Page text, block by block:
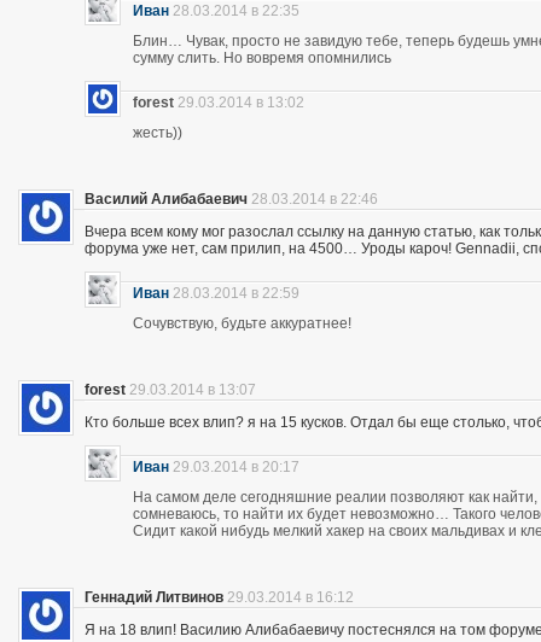
Иван 28.03.2014 в 22:35
Блин… Чувак, просто не завидую тебе, теперь будешь
сумму слить. Но вовремя опомнились
forest 29.03.2014 в 13:02
жесть))
Василий Алибабаевич 28.03.2014 в 22:46
Вчера всем кому мог разослал ссылку на данную статью, как
форума уже нет, сам прилип, на 4500… Уроды кароч! Gennadii,
Иван 28.03.2014 в 22:59
Сочувствую, будьте аккуратнее!
forest 29.03.2014 в 13:07
Кто больше всех влип? я на 15 кусков. Отдал бы еще столько,
Иван 29.03.2014 в 20:17
На самом деле сегодняшние реалии позволяют как
сомневаюсь, то найти их будет невозможно… Такого
Сидит какой нибудь мелкий хакер на своих мальдивах и
Геннадий Литвинов 29.03.2014 в 16:12
Я на 18 влип! Василию Алибабаевичу постеснялся на том